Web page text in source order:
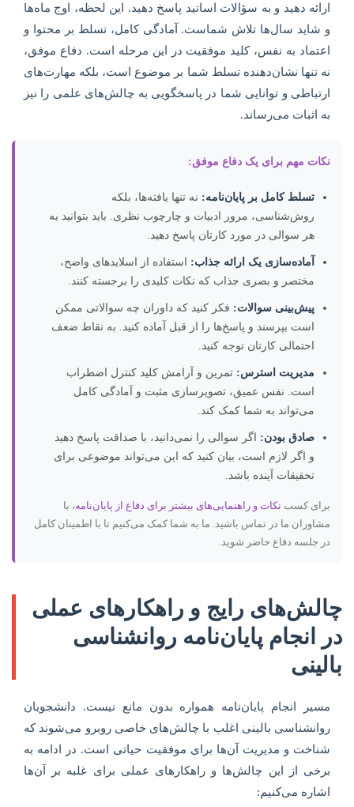
ارائه دهید و به سؤالات اساتید پاسخ دهید. این لحظه، اوج ماه‌ها
و شاید سال‌ها تلاش شماست. آمادگی کامل، تسلط بر محتوا و
اعتماد به نفس، کلید موفقیت در این مرحله است. دفاع موفق،
نه تنها نشان‌دهنده تسلط شما بر موضوع است، بلکه مهارت‌های
ارتباطی و توانایی شما در پاسخگویی به چالش‌های علمی را نیز
به اثبات می‌رساند.
نکات مهم برای یک دفاع موفق:
تسلط کامل بر پایان‌نامه: نه تنها یافته‌ها، بلکه
روش‌شناسی، مرور ادبیات و چارچوب نظری. باید بتوانید به
هر سوالی در مورد کارتان پاسخ دهید.
آماده‌سازی یک ارائه جذاب: استفاده از اسلایدهای واضح،
مختصر و بصری جذاب که نکات کلیدی را برجسته کنند.
پیش‌بینی سوالات: فکر کنید که داوران چه سوالاتی ممکن
است بپرسند و پاسخ‌ها را از قبل آماده کنید. به نقاط ضعف
احتمالی کارتان توجه کنید.
مدیریت استرس: تمرین و آرامش کلید کنترل اضطراب
است. نفس عمیق، تصویرسازی مثبت و آمادگی کامل
می‌تواند به شما کمک کند.
صادق بودن: اگر سوالی را نمی‌دانید، با صداقت پاسخ دهید
و اگر لازم است، بیان کنید که این می‌تواند موضوعی برای
تحقیقات آینده باشد.
برای کسب نکات و راهنمایی‌های بیشتر برای دفاع از پایان‌نامه، با
مشاوران ما در تماس باشید. ما به شما کمک می‌کنیم تا با اطمینان کامل
در جلسه دفاع حاضر شوید.
چالش‌های رایج و راهکارهای عملی
در انجام پایان‌نامه روانشناسی
بالینی
مسیر انجام پایان‌نامه همواره بدون مانع نیست. دانشجویان
روانشناسی بالینی اغلب با چالش‌های خاصی روبرو می‌شوند که
شناخت و مدیریت آن‌ها برای موفقیت حیاتی است. در ادامه به
برخی از این چالش‌ها و راهکارهای عملی برای غلبه بر آن‌ها
اشاره می‌کنیم: